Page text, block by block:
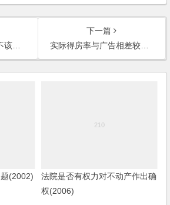
下一篇
实际得房率与广告相差较大怎么办(1997)
(2002)
法院是否有权力对不动产作出确
权(2006)